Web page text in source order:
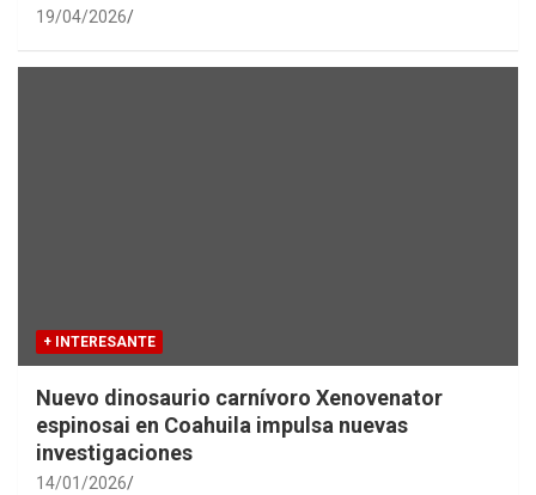
19/04/2026
+ INTERESANTE
Nuevo dinosaurio carnívoro Xenovenator
espinosai en Coahuila impulsa nuevas
investigaciones
14/01/2026